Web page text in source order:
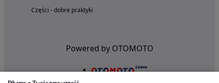
Części - dobre praktyki
Powered by OTOMOTO